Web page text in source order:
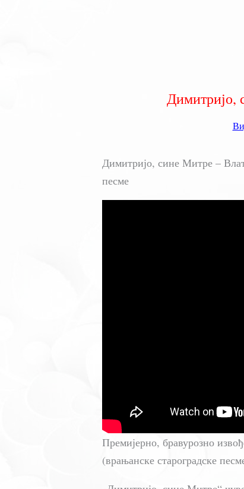
Димитријо,
Димитријо, сине Митре –
песме
Премијерно, бравурозно
(врањанске староградске